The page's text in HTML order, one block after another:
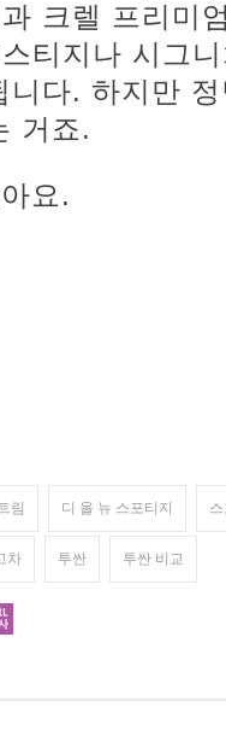
크렐 프리미
티지나 시그
니다. 하지만
거죠.
요.
림 디 올 뉴 스포티지
차 투싼 투싼 비교